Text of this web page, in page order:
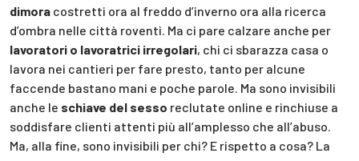
dimora costretti ora al freddo d’inverno ora alla ricerca
d’ombra nelle città roventi. Ma ci pare calzare anche per
lavoratori o lavoratrici irregolari, chi ci sbarazza casa o
lavora nei cantieri per fare presto, tanto per alcune
faccende bastano mani e poche parole. Ma sono invisibili
anche le schiave del sesso reclutate online e rinchiuse a
soddisfare clienti attenti più all’amplesso che all’abuso.
Ma, alla fine, sono invisibili per chi? E rispetto a cosa? La